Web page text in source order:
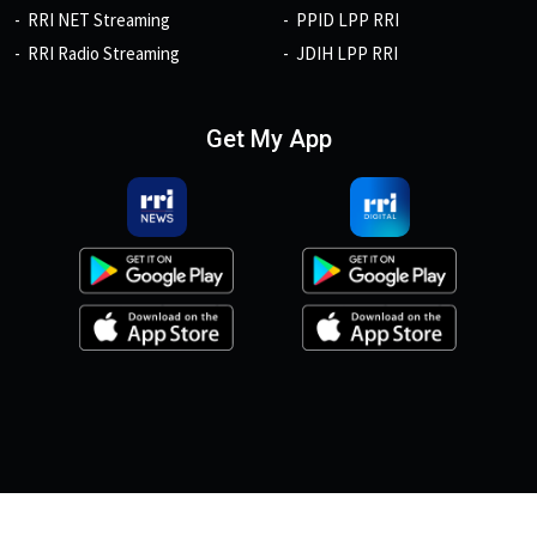
RRI NET Streaming
RRI Radio Streaming
PPID LPP RRI
JDIH LPP RRI
Get My App